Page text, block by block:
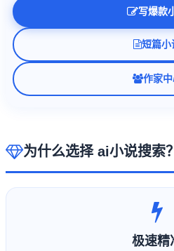
写爆款
短篇小
作家
为什么选择 ai小说搜索？
极速精